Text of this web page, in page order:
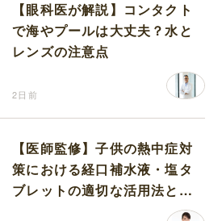
【眼科医が解説】コンタクト
で海やプールは大丈夫？水と
レンズの注意点
2日前
【医師監修】子供の熱中症対
策における経口補水液・塩タ
ブレットの適切な活用法と水